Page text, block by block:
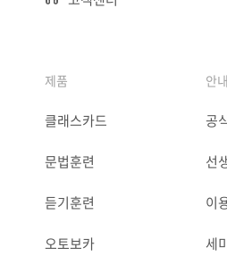
제품
클래스카드
문법훈련
듣기훈련
오토보카
안내
공
선
이
세